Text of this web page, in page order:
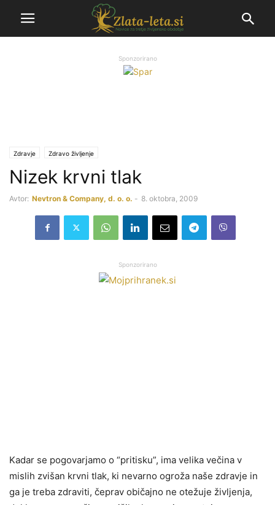
Sponzorirano
Zdravje Zdravo življenje
Nizek krvni tlak
Avtor: Nevtron & Company, d. o. o. - 8. oktobra, 2009
Sponzorirano
Kadar se pogovarjamo o “pritisku”, ima velika večina v
mislih zvišan krvni tlak, ki nevarno ogroža naše zdravje in
ga je treba zdraviti, čeprav običajno ne otežuje življenja,